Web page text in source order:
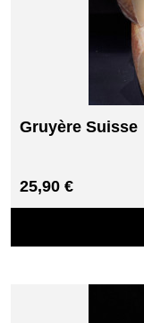
Gruyère Suisse
25,90 €